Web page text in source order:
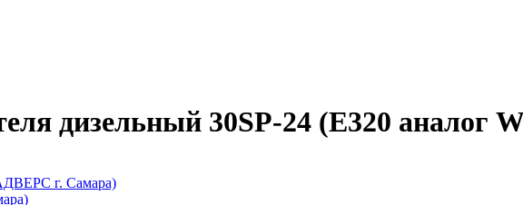
дизельный 30SP-24 (E320 аналог
г. Самара)